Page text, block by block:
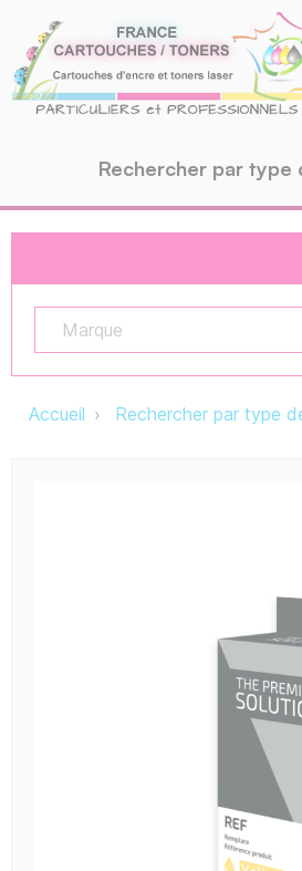
Rechercher par type
Marque
Accueil Rechercher par type